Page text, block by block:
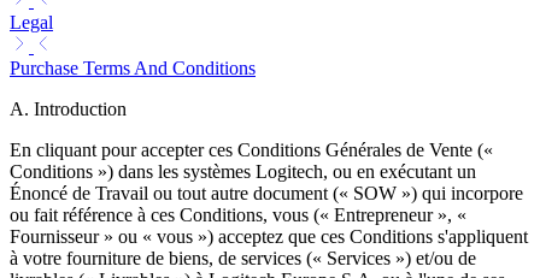
Legal
Purchase Terms And Conditions
A. Introduction
En cliquant pour accepter ces Conditions Générales de Vente («
Conditions ») dans les systèmes Logitech, ou en exécutant un
Énoncé de Travail ou tout autre document (« SOW ») qui incorpore
ou fait référence à ces Conditions, vous (« Entrepreneur », «
Fournisseur » ou « vous ») acceptez que ces Conditions s'appliquent
à votre fourniture de biens, de services (« Services ») et/ou de